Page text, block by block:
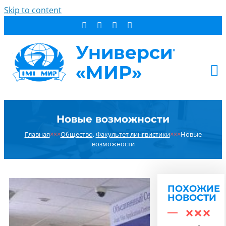
Skip to content
ДОПОБРАЗОВАНИЕ
РЕЗУЛЬТАТ ПОИСКА:
Новые возможности
Главная×××Общество,Факультет лингвистики×××Новые
возможности
ПОХОЖИЕ
НОВОСТИ